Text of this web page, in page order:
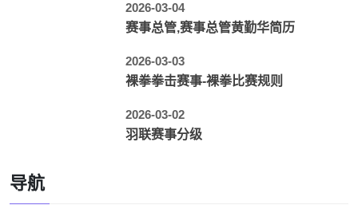
2026-03-04
赛事总管,赛事总管黄勤华简历
2026-03-03
裸拳拳击赛事-裸拳比赛规则
2026-03-02
羽联赛事分级
导航